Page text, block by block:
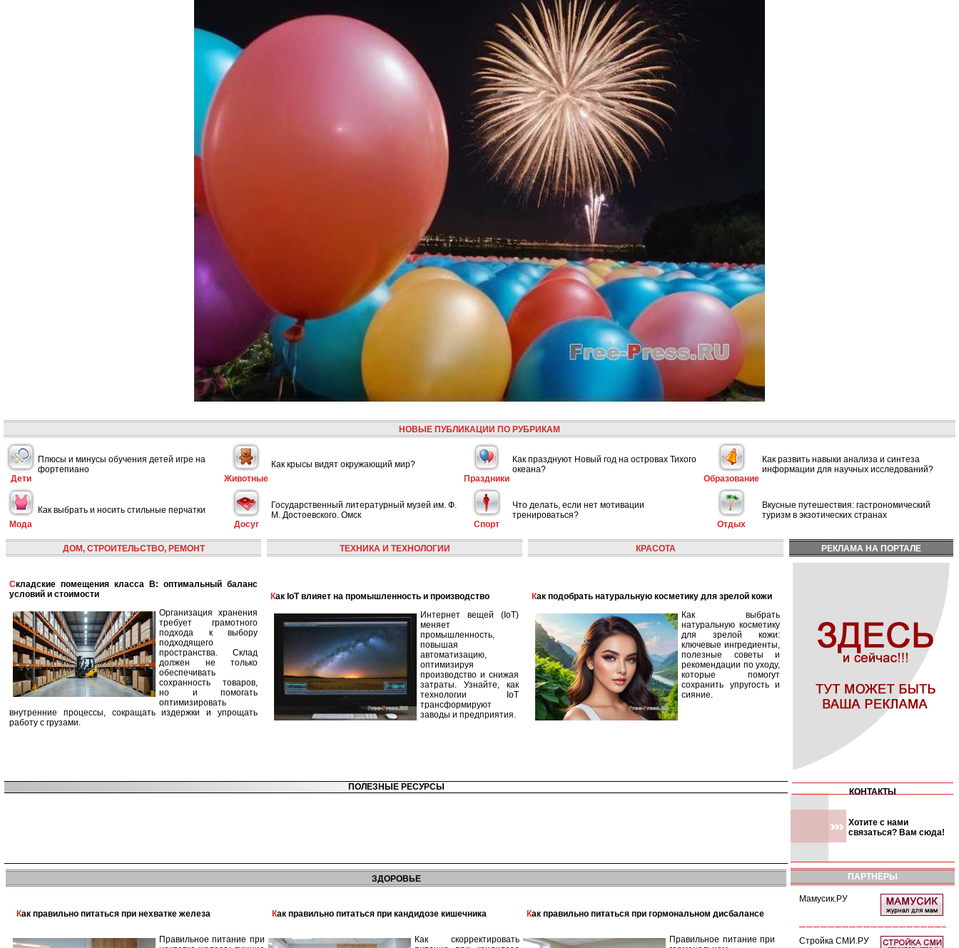
НОВЫЕ ПУБЛИКАЦИИ ПО РУБРИКАМ
Дети
Плюсы и минусы обучения детей игре на
фортепиано
Животные
Как крысы видят окружающий мир?
Праздники
Как празднуют Новый год на островах Тихого
океана?
Образование
Как развить навыки анализа и синтеза
информации для научных исследований?
Мода
Как выбрать и носить стильные перчатки
Досуг
Государственный литературный музей им. Ф.
М. Достоевского. Омск
Спорт
Что делать, если нет мотивации
тренироваться?
Отдых
Вкусные путешествия: гастрономический
туризм в экзотических странах
ДОМ, СТРОИТЕЛЬСТВО, РЕМОНТ
Складские помещения класса B: оптимальный баланс
условий и стоимости
Организация хранения
требует грамотного
подхода к выбору
подходящего
пространства. Склад
должен не только
обеспечивать
сохранность товаров,
но и помогать
оптимизировать
внутренние процессы, сокращать издержки и упрощать
работу с грузами.
ТЕХНИКА И ТЕХНОЛОГИИ
Как IoT влияет на промышленность и производство
Интернет вещей (IoT)
меняет
промышленность,
повышая
автоматизацию,
оптимизируя
производство и снижая
затраты. Узнайте, как
технологии IoT
трансформируют
заводы и предприятия.
КРАСОТА
Как подобрать натуральную косметику для зрелой кожи
Как выбрать
натуральную косметику
для зрелой кожи:
ключевые ингредиенты,
полезные советы и
рекомендации по уходу,
которые помогут
сохранить упругость и
сияние.
РЕКЛАМА НА ПОРТАЛЕ
ПОЛЕЗНЫЕ РЕСУРСЫ КОНТАКТЫ
Хотите с нами
связаться? Вам сюда!
ЗДОРОВЬЕ
Как правильно питаться при нехватке железа
Правильное питание при
Как правильно питаться при кандидозе кишечника
Как скорректировать
Как правильно питаться при гормональном дисбалансе
Правильное питание при
ПАРТНЁРЫ
Мамусик.РУ
Стройка СМИ.РУ